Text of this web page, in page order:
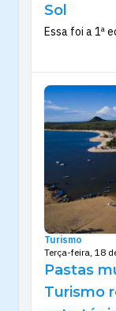
Sol
Essa foi a 1ª
Turismo
Terça-feira, 18
Pastas
Turismo